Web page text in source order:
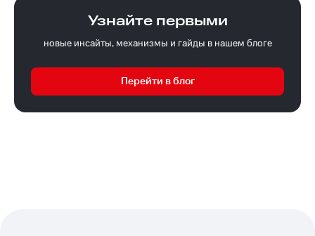
Узнайте первыми
новые инсайты, механизмы и гайды в нашем блоге
Перейти в блог